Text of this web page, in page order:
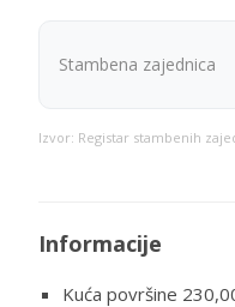
Stambena zajednica
Izvor: Registar stambenih
Informacije
Kuća površine